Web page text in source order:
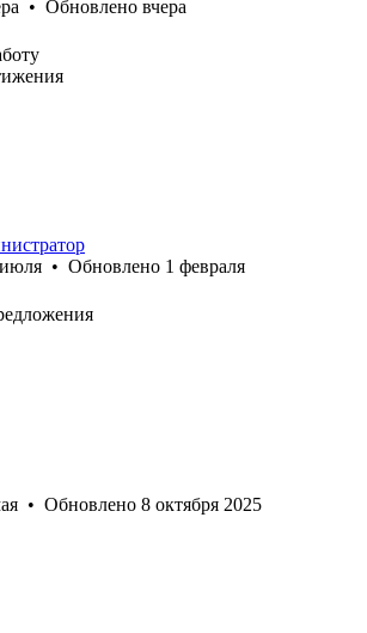
• Обновлено вчера
• Обновлено 1 февраля
• Обновлено 8 октября 2025